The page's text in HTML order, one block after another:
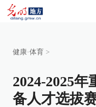
健康·体育 >
2024-2025
备人才选拔